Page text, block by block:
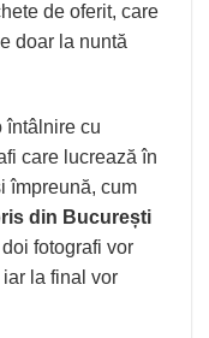
de oferit, care
doar la nuntă
întâlnire cu
care lucrează în
împreună, cum
din București
fotografi vor
la final vor